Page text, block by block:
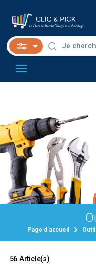
Page d'accueil
56 Article(s)